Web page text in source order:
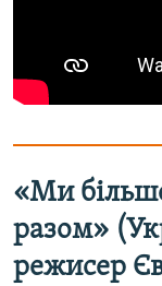
«Ми
разом»
режисер